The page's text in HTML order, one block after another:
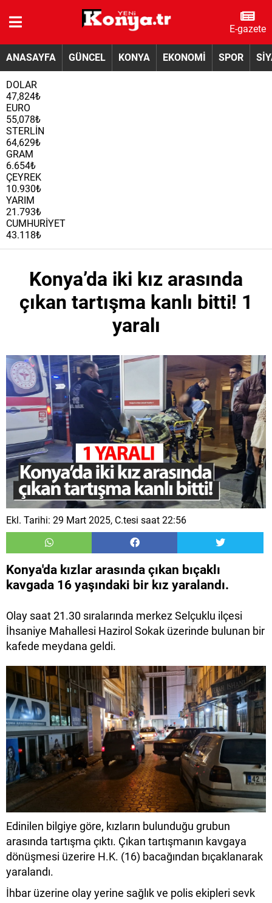
E-gazete
ANASAYFA GÜNCEL KONYA EKONOMİ SPOR
DOLAR
47,824₺
EURO
55,078₺
STERLİN
64,629₺
GRAM
6.654₺
ÇEYREK
10.930₺
YARIM
21.793₺
CUMHURİYET
43.118₺
Konya’da iki kız arasında
çıkan tartışma kanlı bitti! 1
yaralı
Ekl. Tarihi: 29 Mart 2025, C.tesi saat 22:56
Konya'da kızlar arasında çıkan bıçaklı
kavgada 16 yaşındaki bir kız yaralandı.
Olay saat 21.30 sıralarında merkez Selçuklu ilçesi
İhsaniye Mahallesi Hazirol Sokak üzerinde bulunan bir
kafede meydana geldi.
Edinilen bilgiye göre, kızların bulunduğu grubun
arasında tartışma çıktı. Çıkan tartışmanın kavgaya
dönüşmesi üzerire H.K. (16) bacağından bıçaklanarak
yaralandı.
İhbar üzerine olay yerine sağlık ve polis ekipleri sevk